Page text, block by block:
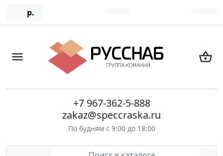
р.
+7 967-362-5-888
zakaz@speccraska.ru
По будням с 9:00 до 18:00